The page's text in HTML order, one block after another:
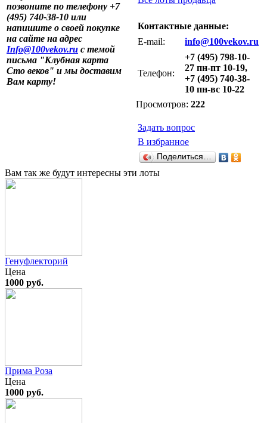
позвоните по телефону +7
(495) 740-38-10 или
напишите о своей покупке
на сайте на адрес
Info@100vekov.ru с темой
письма "Клубная карта
Сто веков" и мы доставим
Вам карту!
Контактные данные:
E-mail:
info@100vekov.ru
Телефон:
+7 (495) 798-10-
27 пн-пт 10-19,
+7 (495) 740-38-
10 пн-вс 10-22
Просмотров: 222
Задать вопрос
В избранное
Поделиться…
Вам так же будут интересны эти лоты
Генуфлекторий
Цена
1000 руб.
Прима Роза
Цена
1000 руб.